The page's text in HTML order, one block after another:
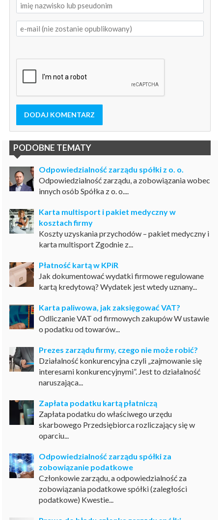
DODAJ KOMENTARZ
PODOBNE TEMATY
Odpowiedzialność zarządu spółki z o. o.
Odpowiedzialność zarządu, a zobowiązania wobec
innych osób Spółka z o. o....
Karta multisport i pakiet medyczny w
kosztach firmy
Koszty uzyskania przychodów – pakiet medyczny i
karta multisport Zgodnie z...
Płatność kartą w KPiR
Jak dokumentować wydatki firmowe regulowane
kartą kredytową? Wydatek jest wtedy uznany...
Karta paliwowa, jak zaksięgować VAT?
Odliczanie VAT od firmowych zakupów W ustawie
o podatku od towarów...
Prezes zarządu firmy, czego nie może robić?
Działalność konkurencyjna czyli „zajmowanie się
interesami konkurencyjnymi”. Jest to działalność
naruszająca...
Zapłata podatku kartą płatniczą
Zapłata podatku do właściwego urzędu
skarbowego Przedsiębiorca rozliczający się w
oparciu...
Odpowiedzialność zarządu spółki za
zobowiązanie podatkowe
Członkowie zarządu, a odpowiedzialność za
zobowiązania podatkowe spółki (zaległości
podatkowe) Kwestie...